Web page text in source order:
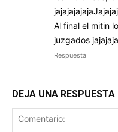
Al final el mitin
juzgados
Respuesta
DEJA UNA RESPUESTA